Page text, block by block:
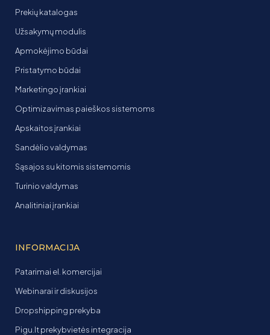
Prekių katalogas
Užsakymų modulis
Apmokėjimo būdai
Pristatymo būdai
Marketingo įrankiai
Optimizavimas paieškos sistemoms
Apskaitos įrankiai
Sandėlio valdymas
Sąsajos su kitomis sistemomis
Turinio valdymas
Analitiniai įrankiai
INFORMACIJA
Patarimai el. komercijai
Webinarai ir diskusijos
Dropshipping prekyba
Pigu.lt prekybvietės integracija